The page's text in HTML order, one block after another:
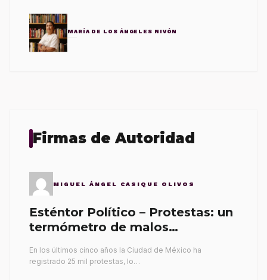
MARÍA DE LOS ÁNGELES NIVÓN
Firmas de Autoridad
MIGUEL ÁNGEL CASIQUE OLIVOS
Esténtor Político – Protestas: un
termómetro de malos
En los últimos cinco años la Ciudad de México ha
registrado 25 mil protestas, lo…